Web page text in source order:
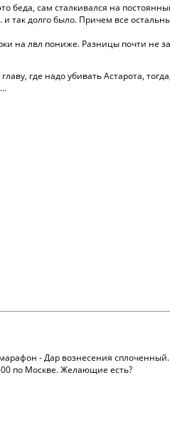
беда, сам сталкивался на
и так долго было. Причем все
на лвл пониже. Разницы почти не
где надо убивать Астарота,
- Дар вознесения
по Москве. Желающие есть?